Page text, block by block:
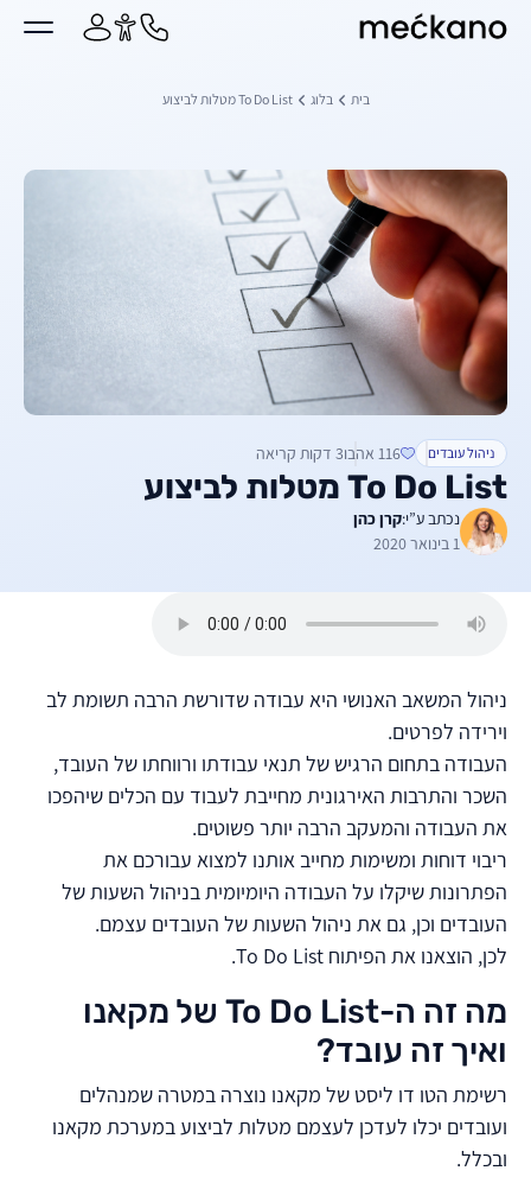
מרכזי
מקאנו
בית בלוג To Do List מטלות לביצוע
ניהול עובדים 116 אהבו 3 דקות קריאה
To Do List מטלות לביצוע
נכתב ע”י:קרן כהן
1 בינואר 2020
ניהול המשאב האנושי היא עבודה שדורשת הרבה תשומת לב
וירידה לפרטים.
העבודה בתחום הרגיש של תנאי עבודתו ורווחתו של העובד,
השכר והתרבות האירגונית מחייבת לעבוד עם הכלים שיהפכו
את העבודה והמעקב הרבה יותר פשוטים.
ריבוי דוחות ומשימות מחייב אותנו למצוא עבורכם את
הפתרונות שיקלו על העבודה היומיומית בניהול השעות של
העובדים וכן, גם את ניהול השעות של העובדים עצמם.
לכן, הוצאנו את הפיתוח To Do List.
מה זה ה-To Do List של מקאנו
ואיך זה עובד?
רשימת הטו דו ליסט של מקאנו נוצרה במטרה שמנהלים
ועובדים יכלו לעדכן לעצמם מטלות לביצוע במערכת מקאנו
ובכלל.